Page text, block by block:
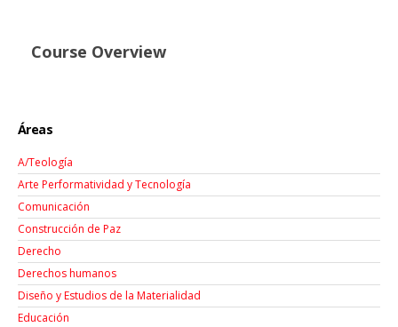
Course Overview
Áreas
A/Teología
Arte Performatividad y Tecnología
Comunicación
Construcción de Paz
Derecho
Derechos humanos
Diseño y Estudios de la Materialidad
Educación